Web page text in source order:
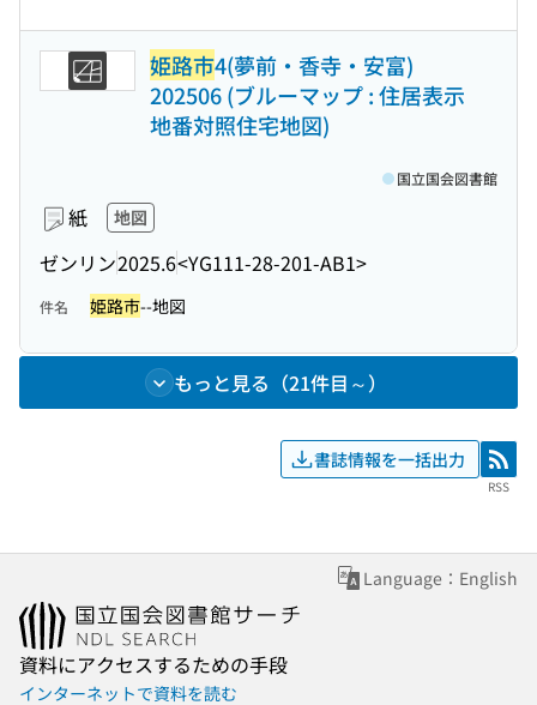
姫路市4(夢前・香寺・安富)
202506 (ブルーマップ : 住居表示
地番対照住宅地図)
紙 地図
ゼンリン2025.6<YG111-28-201-AB1>
国立国会図書館
件名 姫路市--地図
もっと見る（21件目～）
書誌情報を一括出力 RSS
RSS
Language：English
資料にアクセスするための手段
インターネットで資料を読む